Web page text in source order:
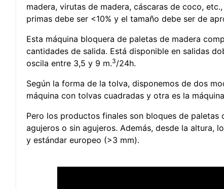
madera, virutas de madera, cáscaras de coco,
primas debe ser <10% y el tamaño debe ser de
Esta máquina bloquera de paletas de madera
cantidades de salida. Está disponible en salidas
oscila entre 3,5 y 9 m.3/24h.
Según la forma de la tolva, disponemos de dos
máquina con tolvas cuadradas y otra es la
Pero los productos finales son bloques de
agujeros o sin agujeros. Además, desde la altura,
y estándar europeo (>3 mm).